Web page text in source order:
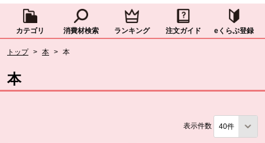
カテゴリ 消費材検索 ランキング 注文ガイド eくらぶ登録
トップ > 本 > 本
本
表示件数